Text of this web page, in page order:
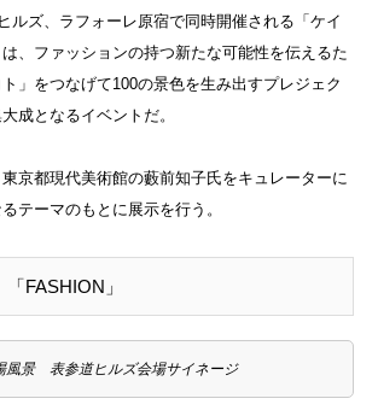
ルズ、ラフォーレ原宿で同時開催される「ケイ
、ファッションの持つ新たな可能性を伝えるた
」をつなげて100の景色を生み出すプレジェク
成となるイベントだ。
京都現代美術館の藪前知子氏をキュレーターに
テーマのもとに展示を行う。
FASHION」
風景 表参道ヒルズ会場サイネージ